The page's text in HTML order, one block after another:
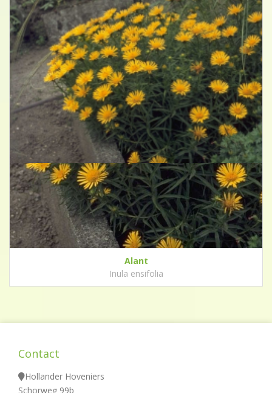
Alant
Inula ensifolia
Contact
Hollander Hoveniers
Schorweg 99b